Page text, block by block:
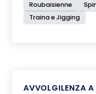
Roubaisienne
Traina e Jigging
AVVOLGILENZA A